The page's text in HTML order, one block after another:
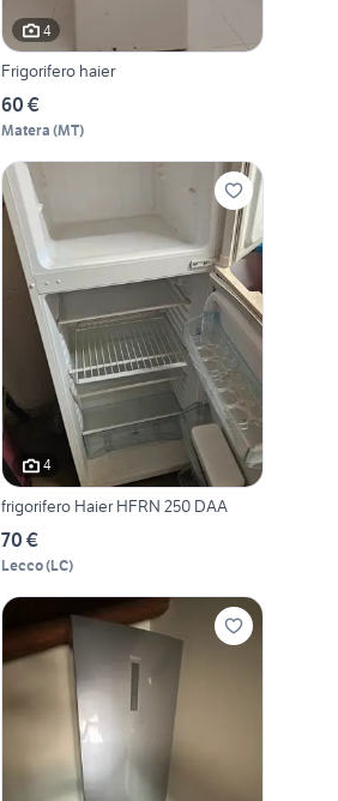
4
Frigorifero haier
60 €
Matera (MT)
4
frigorifero Haier HFRN 250 DAA
70 €
Lecco(LC)